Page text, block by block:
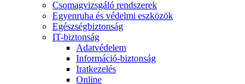
Csomagvizsgáló rendszerek
Egyenruha és védelmi eszközök
Egészségbiztonság
IT-biztonság
Adatvédelem
Információ-biztonság
Iratkezelés
Online